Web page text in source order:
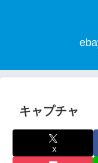
キャプチャ
X